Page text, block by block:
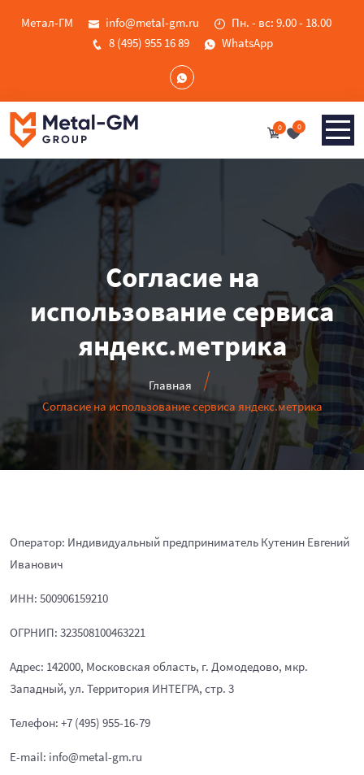
Метал-ГМ info@metal-gm.ru
Пн. - вс: 9.00 - 18.00
8 (495) 955 16 89
WhatsApp
0 0
Согласие на
использование сервиса
яндекс.метрика
Главная
Согласие на использование сервиса яндекс.метрика
Оператор: Индивидуальный предприниматель Кутенин Евгений
Иванович
ИНН: 500906159210
ОГРНИП: 323508100463221
Адрес: 142000, Московская область, г. Домодедово, мкр.
Западный, ул. Территория ИНТЕГРА, стр. 3
Телефон: +7 (495) 955-16-79
E-mail: info@metal-gm.ru